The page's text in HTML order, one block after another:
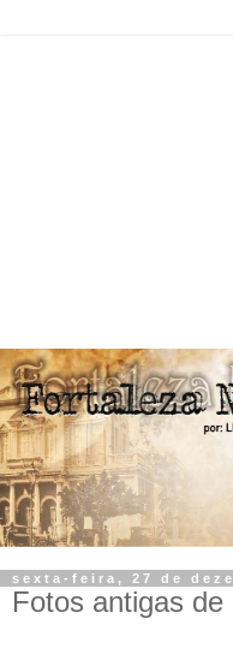
sexta-feira, 27 de
Fotos antigas